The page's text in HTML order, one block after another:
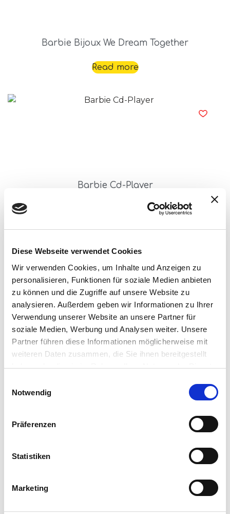
Diese Webseite verwendet Cookies
Wir verwenden Cookies, um Inhalte und Anzeigen zu
personalisieren, Funktionen für soziale Medien anbieten
zu können und die Zugriffe auf unsere Website zu
analysieren. Außerdem geben wir Informationen zu Ihrer
Verwendung unserer Website an unsere Partner für
soziale Medien, Werbung und Analysen weiter. Unsere
Partner führen diese Informationen möglicherweise mit
weiteren Daten zusammen, die Sie ihnen bereitgestellt
haben oder die sie im Rahmen Ihrer Nutzung der Dienste
Notwendig
Präferenzen
Statistiken
Marketing
Barbie Bijoux We Dream Together
Read more
Barbie Cd-Player
Barbie Creative Travel Kit
Read more